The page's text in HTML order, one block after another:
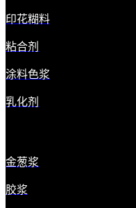
印花糊料
粘合剂
涂料色浆
乳化剂
金葱浆
胶浆